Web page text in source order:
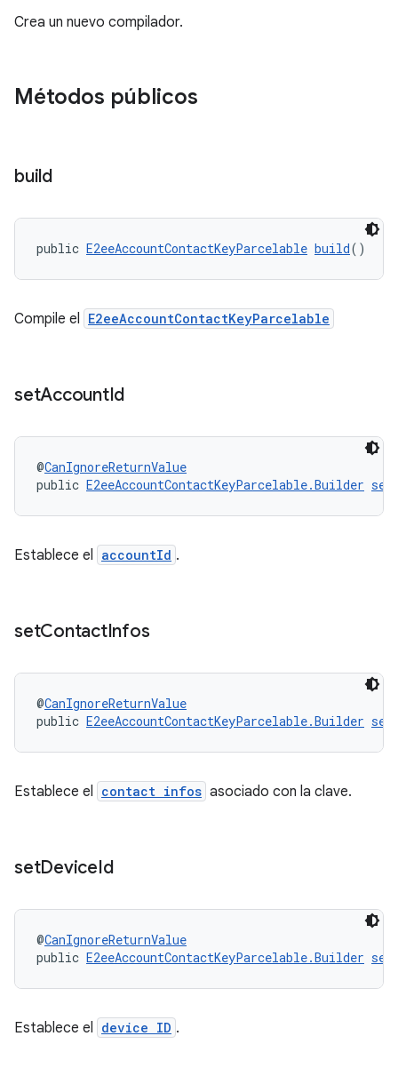
Crea un nuevo compilador.
Métodos públicos
build
public E2eeAccountContactKeyParcelable build()
Compile el E2eeAccountContactKeyParcelable
setAccountId
@CanIgnoreReturnValue
public E2eeAccountContactKeyParcelable.Builder
Establece el accountId .
setContactInfos
@CanIgnoreReturnValue
public E2eeAccountContactKeyParcelable.Builder
Establece el contact infos asociado con la clave.
setDeviceId
@CanIgnoreReturnValue
public E2eeAccountContactKeyParcelable.Builder
Establece el device ID .